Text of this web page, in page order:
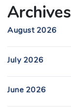
Archives
August 2026
July 2026
June 2026